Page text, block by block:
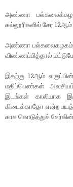
அண்ணா
கல்லூரிகளில் சேர
அண்ணா பல்கலைகழகம்
விண்ணப்பித்தால் மட்டுமே
இதற்கு 12ஆம்
மதிப்பெண்கள்
இடங்கள் காலியாக
கிடைக்காதோ என்ற
காசு கொடுத்துச்